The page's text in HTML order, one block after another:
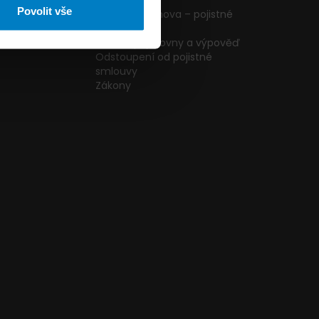
Povolit vše
Pojištění domova – pojistné
podmínky
Změna pojišťovny a výpověď
Odstoupení od pojistné
smlouvy
Zákony